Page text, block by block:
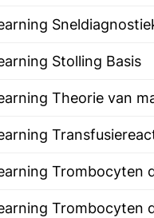
Stolling Basis
Theorie van
Trombocyten
Trombocyten